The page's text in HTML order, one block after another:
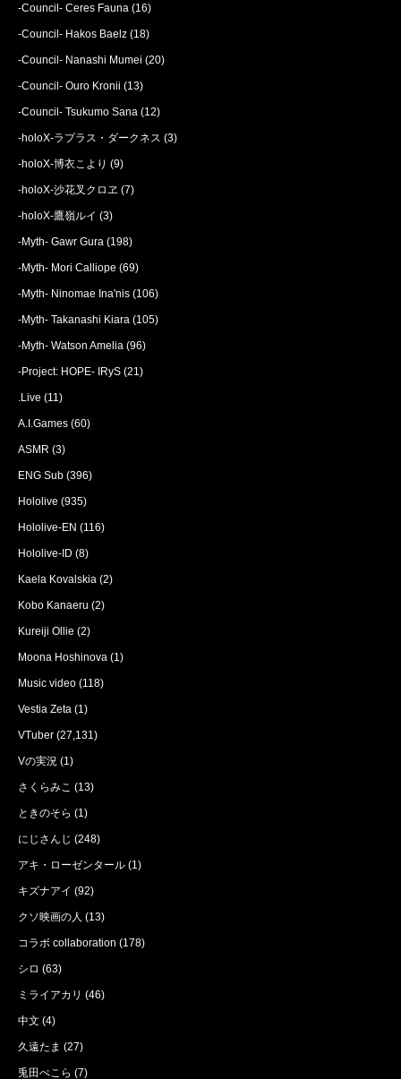
-Council- Ceres Fauna (16)
-Council- Hakos Baelz (18)
-Council- Nanashi Mumei (20)
-Council- Ouro Kronii (13)
-Council- Tsukumo Sana (12)
-holoX-ラプラス・ダークネス (3)
-holoX-博衣こより (9)
-holoX-沙花叉クロヱ (7)
-holoX-鷹嶺ルイ (3)
-Myth- Gawr Gura (198)
-Myth- Mori Calliope (69)
-Myth- Ninomae Ina'nis (106)
-Myth- Takanashi Kiara (105)
-Myth- Watson Amelia (96)
-Project: HOPE- IRyS (21)
.Live (11)
A.I.Games (60)
ASMR (3)
ENG Sub (396)
Hololive (935)
Hololive-EN (116)
Hololive-ID (8)
Kaela Kovalskia (2)
Kobo Kanaeru (2)
Kureiji Ollie (2)
Moona Hoshinova (1)
Music video (118)
Vestia Zeta (1)
VTuber (27,131)
Vの実況 (1)
さくらみこ (13)
ときのそら (1)
にじさんじ (248)
アキ・ローゼンタール (1)
キズナアイ (92)
クソ映画の人 (13)
コラボ collaboration (178)
シロ (63)
ミライアカリ (46)
中文 (4)
久遠たま (27)
兎田ぺこら (7)